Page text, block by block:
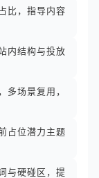
比，指导内容
内结构与投放
多场景复用，
占位潜力主题
与硬碰区，提